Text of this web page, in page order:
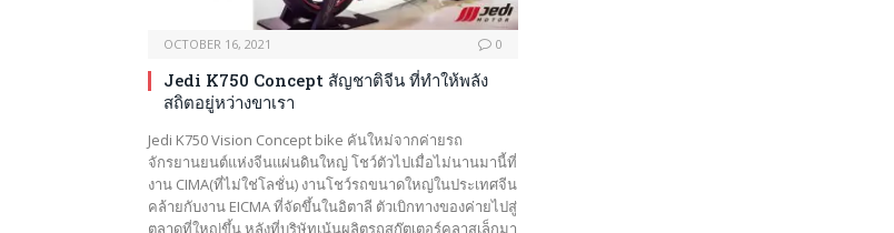
OCTOBER 16, 2021 0
Jedi K750 Concept สัญชาติจีน ที่ทำให้พลัง
สถิตอยู่หว่างขาเรา
Jedi K750 Vision Concept bike คันใหม่จากค่ายรถ
จักรยานยนต์แห่งจีนแผ่นดินใหญ่ โชว์ตัวไปเมื่อไม่นานมานี้ที่
งาน CIMA(ที่ไม่ใช่โลชั่น) งานโชว์รถขนาดใหญ่ในประเทศจีน
คล้ายกับงาน EICMA ที่จัดขึ้นในอิตาลี ตัวเบิกทางของค่ายไปสู่
ตลาดที่ใหญ่ขึ้น หลังที่บริษัทเน้นผลิตรถสกู๊ตเตอร์คลาสเล็กมา